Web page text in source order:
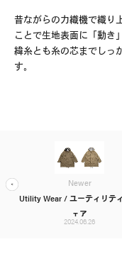
昔ながらの力織機で織り
ことで生地表面に「動き
緯糸とも糸の芯までしっ
す。
Newer
Utility Wear / ユーティリテ
ェア
2024.06.26